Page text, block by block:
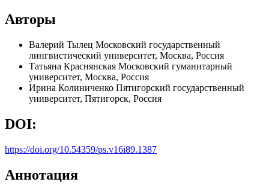
Авторы
Валерий Тылец Московский государственный
лингвистический университет, Москва, Россия
Татьяна Краснянская Московский гуманитарный
университет, Москва, Россия
Ирина Колиниченко Пятигорский государственный
университет, Пятигорск, Россия
DOI:
https://doi.org/10.54359/ps.v16i89.1387
Аннотация